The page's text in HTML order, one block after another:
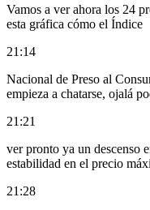
Vamos a ver ahora los 24
esta gráfica cómo el Índice
21:14
Nacional de Preso al
empieza a chatarse, ojalá
21:21
ver pronto ya un descenso
estabilidad en el precio
21:28